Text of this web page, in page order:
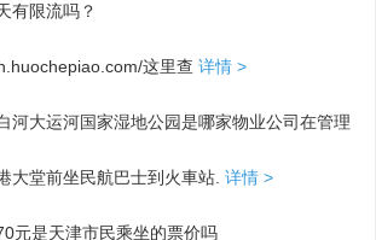
有限流吗？
这里查 详情 >
河大运河国家湿地公园是哪家物业公司在管理
大堂前坐民航巴士到火車站. 详情 >
元是天津市民乘坐的票价吗